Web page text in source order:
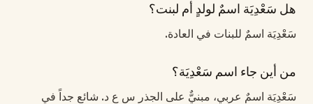
هل سَعْدِيَة اسمٌ لولدٍ أم لبنت؟
سَعْدِيَة اسمٌ للبنات في العادة.
من أين جاء اسم سَعْدِيَة؟
سَعْدِيَة اسمٌ عربي، مبنيٌّ على الجذر س ع د. شائع جداً في